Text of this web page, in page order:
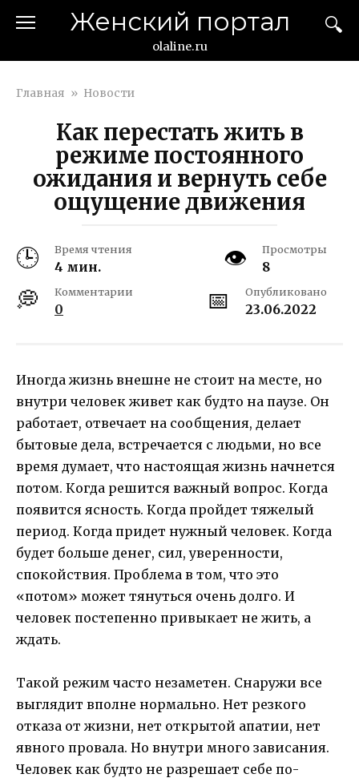
Женский портал
olaline.ru
Главная » Новости
Как перестать жить в
режиме постоянного
ожидания и вернуть себе
ощущение движения
Время чтения
4 мин.
Просмотры
8
Комментарии
0
Опубликовано
23.06.2022
Иногда жизнь внешне не стоит на месте, но
внутри человек живет как будто на паузе. Он
работает, отвечает на сообщения, делает
бытовые дела, встречается с людьми, но все
время думает, что настоящая жизнь начнется
потом. Когда решится важный вопрос. Когда
появится ясность. Когда пройдет тяжелый
период. Когда придет нужный человек. Когда
будет больше денег, сил, уверенности,
спокойствия. Проблема в том, что это
«потом» может тянуться очень долго. И
человек постепенно привыкает не жить, а
ждать.
Такой режим часто незаметен. Снаружи все
выглядит вполне нормально. Нет резкого
отказа от жизни, нет открытой апатии, нет
явного провала. Но внутри много зависания.
Человек как будто не разрешает себе по-